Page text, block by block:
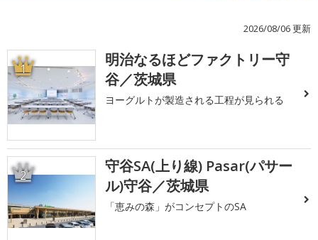
2026/08/06 更新
1
明治なるほどファクトリー守
谷／茨城県
ヨーグルトが製造される工程が見られる
2
守谷SA(上り線) Pasar(パサー
ル)守谷／茨城県
「恵みの森」がコンセプトのSA